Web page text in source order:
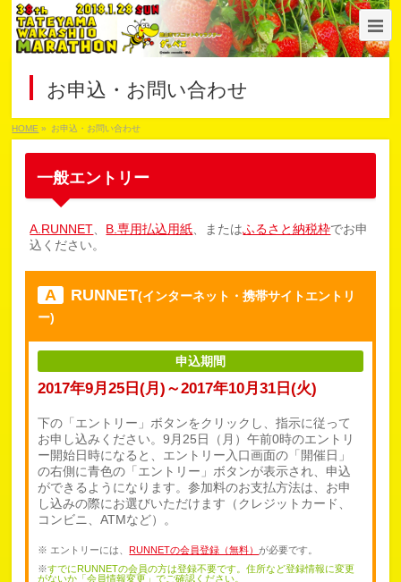
お申込・お問い合わせ
HOME » お申込・お問い合わせ
一般エントリー
A.RUNNET、 B.専用払込用紙、またはふるさと納税枠でお申
込ください。
A RUNNET(インターネット・携帯サイトエントリ
ー)
申込期間
2017年9月25日(月)～2017年10月31日(火)
下の「エントリー」ボタンをクリックし、指示に従って
お申し込みください。9月25日（月）午前0時のエントリ
ー開始日時になると、エントリー入口画面の「開催日」
の右側に青色の「エントリー」ボタンが表示され、申込
ができるようになります。参加料のお支払方法は、お申
し込みの際にお選びいただけます（クレジットカード、
コンビニ、ATMなど）。
※ エントリーには、 RUNNETの会員登録（無料）が必要です。
※すでにRUNNETの会員の方は登録不要です。住所など登録情報に変更
がないか「会員情報変更」でご確認ください。